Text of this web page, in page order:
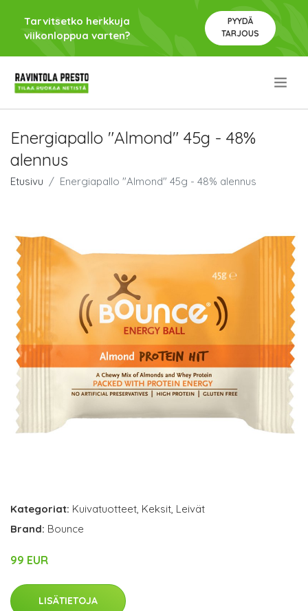
Tarvitsetko herkkuja
viikonloppua varten?
PYYDÄ
TARJOUS
Energiapallo "Almond" 45g - 48%
alennus
Etusivu Energiapallo "Almond" 45g - 48% alennus
Kategoriat: Kuivatuotteet, Keksit, Leivät
Brand: Bounce
99 EUR
LISÄTIETOJA